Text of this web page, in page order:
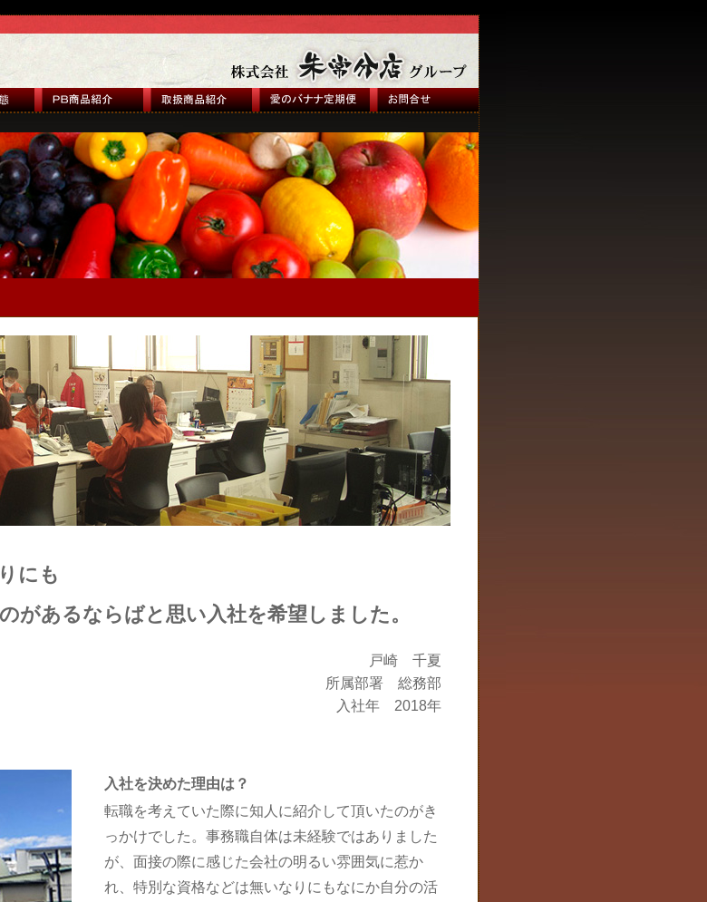
にも
があるならばと思い入社を希望しました。
戸崎 千夏
所属部署 総務部
入社年 2018年
入社を決めた理由は？
転職を考えていた際に知人に紹介して頂いたのがき
っかけでした。事務職自体は未経験ではありました
が、面接の際に感じた会社の明るい雰囲気に惹か
れ、特別な資格などは無いなりにもなにか自分の活